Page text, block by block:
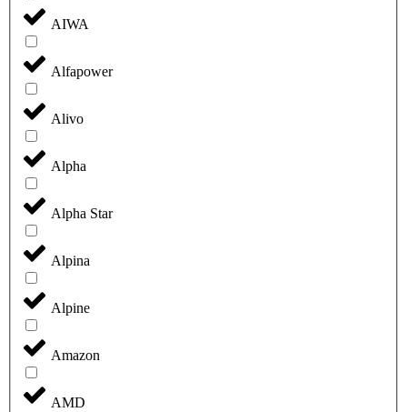
AIWA
Alfapower
Alivo
Alpha
Alpha Star
Alpina
Alpine
Amazon
AMD